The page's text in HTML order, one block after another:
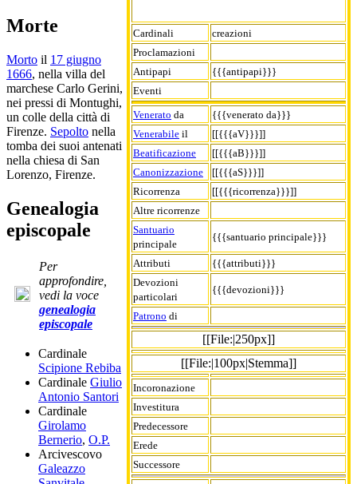
Cardinali
creazioni
Proclamazioni
Antipapi
{{{antipapi}}}
Eventi
Venerato da
{{{venerato da}}}
Venerabile il
[[{{{aV}}}]]
Beatificazione
[[{{{aB}}}]]
Canonizzazione
[[{{{aS}}}]]
Ricorrenza
[[{{{ricorrenza}}}]]
Altre ricorrenze
Santuario
principale
{{{santuario principale}}}
Attributi
{{{attributi}}}
Devozioni
particolari
{{{devozioni}}}
Patrono di
[[File:|250px]]
[[File:|100px|Stemma]]
Incoronazione
Investitura
Predecessore
Erede
Successore
Morte
Morto il 17 giugno
1666, nella villa del
marchese Carlo Gerini,
nei pressi di Montughi,
un colle della città di
Firenze. Sepolto nella
tomba dei suoi antenati
nella chiesa di San
Lorenzo, Firenze.
Genealogia
episcopale
Per
approfondire,
vedi la voce
genealogia
episcopale
Cardinale
Scipione Rebiba
Cardinale Giulio
Antonio Santori
Cardinale
Girolamo
Bernerio, O.P.
Arcivescovo
Galeazzo